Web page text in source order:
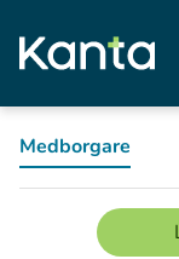
Medborgare